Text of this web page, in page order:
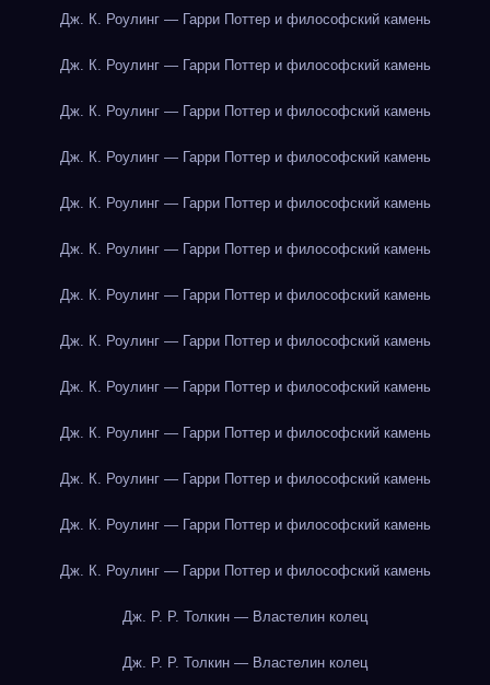
Дж. К. Роулинг — Гарри Поттер и философский камень
Дж. К. Роулинг — Гарри Поттер и философский камень
Дж. К. Роулинг — Гарри Поттер и философский камень
Дж. К. Роулинг — Гарри Поттер и философский камень
Дж. К. Роулинг — Гарри Поттер и философский камень
Дж. К. Роулинг — Гарри Поттер и философский камень
Дж. К. Роулинг — Гарри Поттер и философский камень
Дж. К. Роулинг — Гарри Поттер и философский камень
Дж. К. Роулинг — Гарри Поттер и философский камень
Дж. К. Роулинг — Гарри Поттер и философский камень
Дж. К. Роулинг — Гарри Поттер и философский камень
Дж. К. Роулинг — Гарри Поттер и философский камень
Дж. К. Роулинг — Гарри Поттер и философский камень
Дж. Р. Р. Толкин — Властелин колец
Дж. Р. Р. Толкин — Властелин колец